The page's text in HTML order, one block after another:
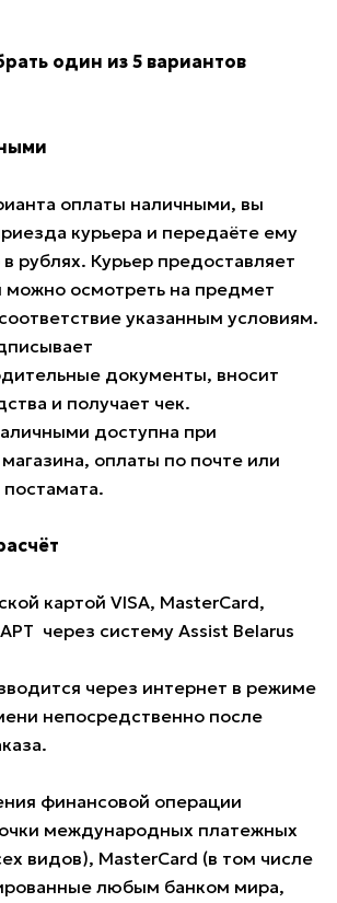
один из 5 вариантов
оплаты наличными, вы
курьера и передаёте ему
рублях. Курьер предоставляет
можно осмотреть на предмет
указанным условиям.
документы, вносит
и получает чек.
доступна при
оплаты по почте или
картой VISA, MasterCard,
через систему Assist Belarus
через интернет в режиме
непосредственно после
финансовой операции
международных платежных
видов), MasterCard (в том числе
любым банком мира,